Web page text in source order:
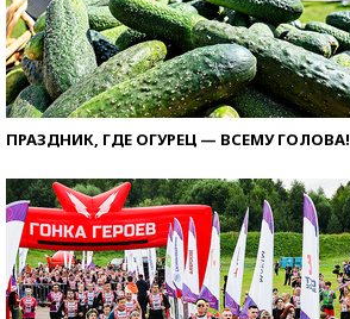
ПРАЗДНИК, ГДЕ ОГУРЕЦ — ВСЕМУ ГОЛОВА!